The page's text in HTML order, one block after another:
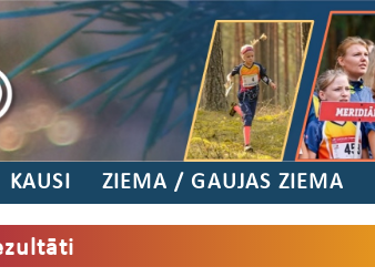
KAUSI ZIEMA / GAUJAS ZIEMA